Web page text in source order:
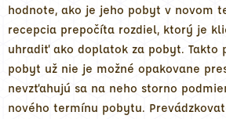
hodnote, ako je jeho pobyt v novom
recepcia prepočíta rozdiel, ktorý je
uhradiť ako doplatok za pobyt. Takto
pobyt už nie je možné opakovane
nevzťahujú sa na neho storno
nového termínu pobytu.